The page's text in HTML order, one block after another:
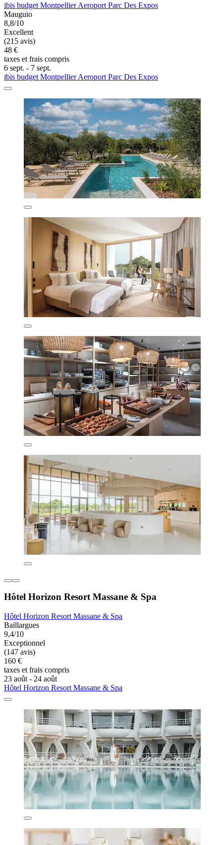
ibis budget Montpellier Aeroport Parc Des Expos
Mauguio
8,8/10
Excellent
(215 avis)
48 €
taxes et frais compris
6 sept. - 7 sept.
ibis budget Montpellier Aeroport Parc Des Expos
Hôtel Horizon Resort Massane & Spa
Hôtel Horizon Resort Massane & Spa
Baillargues
9,4/10
Exceptionnel
(147 avis)
160 €
taxes et frais compris
23 août - 24 août
Hôtel Horizon Resort Massane & Spa